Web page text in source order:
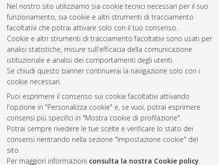
Nel nostro sito utilizziamo sia cookie tecnici necessari per il suo
funzionamento, sia cookie e altri strumenti di tracciamento
facoltativi che potrai attivare solo con il tuo consenso.
Cookie e altri strumenti di tracciamento facoltativi sono usati per
analisi statistiche, misure sull'efficacia della comunicazione
istituzionale e analisi dei comportamenti degli utenti.
Se chiudi questo banner continuerai la navigazione solo con i
cookie necessari.
Puoi esprimere il consenso sui cookie facoltativi attivando
l'opzione in "Personalizza cookie" e, se vuoi, potrai esprimere
consensi più specifici in "Mostra cookie di profilazione".
Potrai sempre rivedere le tue scelte e verificare lo stato dei
consensi rientrando nella sezione "Impostazione cookie" del
sito.
Per maggiori informazioni consulta la nostra Cookie policy.
Abstract
Altri metadati
Gestione del documento:
Atom
Rss 1.0
Rss 2.0
AMS Laurea